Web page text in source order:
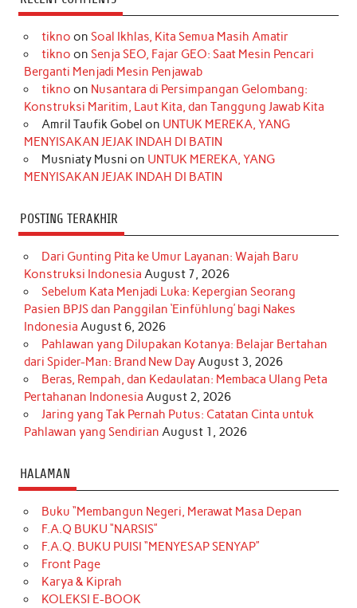
e
b
o
k
t
a
r
a
m
T
o
k
t
e
r
e
s
t
k
e
d
I
n
t
t
r
T
u
e
tikno on Soal Ikhlas, Kita Semua Masih Amatir
tikno on Senja SEO, Fajar GEO: Saat Mesin Pencari
Berganti Menjadi Mesin Penjawab
tikno on Nusantara di Persimpangan Gelombang:
Konstruksi Maritim, Laut Kita, dan Tanggung Jawab Kita
Amril Taufik Gobel on UNTUK MEREKA, YANG
MENYISAKAN JEJAK INDAH DI BATIN
Musniaty Musni on UNTUK MEREKA, YANG
MENYISAKAN JEJAK INDAH DI BATIN
POSTING TERAKHIR
Dari Gunting Pita ke Umur Layanan: Wajah Baru
Konstruksi Indonesia August 7, 2026
Sebelum Kata Menjadi Luka: Kepergian Seorang
Pasien BPJS dan Panggilan ‘Einfühlung’ bagi Nakes
Indonesia August 6, 2026
Pahlawan yang Dilupakan Kotanya: Belajar Bertahan
dari Spider-Man: Brand New DayAugust 3, 2026
Beras, Rempah, dan Kedaulatan: Membaca Ulang Peta
Pertahanan Indonesia August 2, 2026
Jaring yang Tak Pernah Putus: Catatan Cinta untuk
Pahlawan yang Sendirian August 1, 2026
HALAMAN
Buku “Membangun Negeri, Merawat Masa Depan
F.A.Q BUKU “NARSIS”
F.A.Q. BUKU PUISI “MENYESAP SENYAP”
Front Page
Karya & Kiprah
KOLEKSI E-BOOK